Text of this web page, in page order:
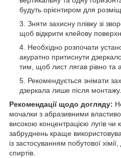
будуть орієнтиром для
Зняти захисну плівку зі
щоб відкрити клейову
Необхідно розпочати
акуратно притиснути
тим, щоб лист лягав рівно та
Рекомендується знімати
дзеркала лише після монтажу.
Рекомендації щодо догляду:
мочалки з абразивними
високою концентрацією лугів чи
забруднень краще
із застосуванням побутової
спиртів.